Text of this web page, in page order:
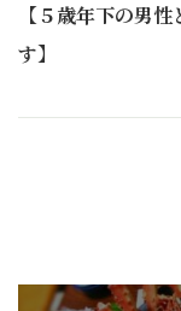
【５歳年下の男
す】